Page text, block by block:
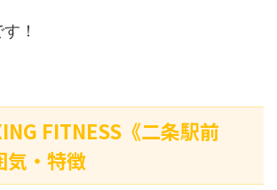
！
FITNESS《二条駅前
気・特徴